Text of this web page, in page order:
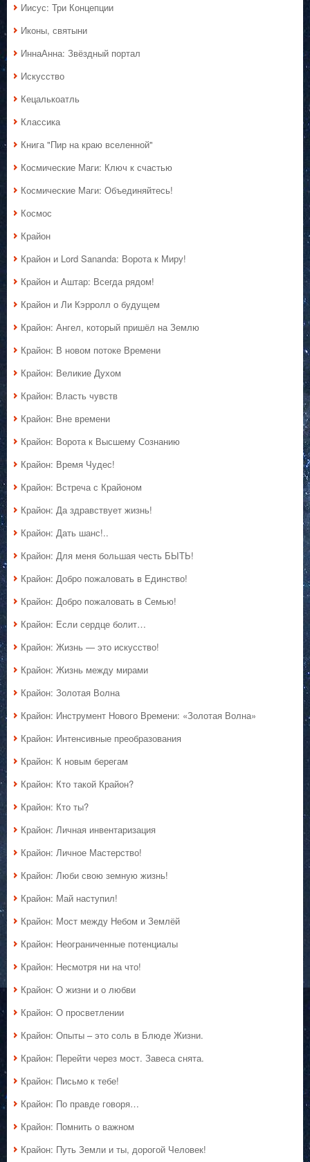
Иисус: Три Концепции
Иконы, святыни
ИннаАнна: Звёздный портал
Искусство
Кецалькоатль
Классика
Книга "Пир на краю вселенной"
Космические Маги: Ключ к счастью
Космические Маги: Объединяйтесь!
Космос
Крайон
Крайон и Lord Sananda: Ворота к Миру!
Крайон и Аштар: Всегда рядом!
Крайон и Ли Кэрролл о будущем
Крайон: Ангел, который пришёл на Землю
Крайон: В новом потоке Времени
Крайон: Великие Духом
Крайон: Власть чувств
Крайон: Вне времени
Крайон: Ворота к Высшему Сознанию
Крайон: Время Чудес!
Крайон: Встреча с Крайоном
Крайон: Да здравствует жизнь!
Крайон: Дать шанс!..
Крайон: Для меня большая честь БЫТЬ!
Крайон: Добро пожаловать в Единство!
Крайон: Добро пожаловать в Семью!
Крайон: Если сердце болит…
Крайон: Жизнь — это искусство!
Крайон: Жизнь между мирами
Крайон: Золотая Волна
Крайон: Инструмент Нового Времени: «Золотая Волна»
Крайон: Интенсивные преобразования
Крайон: К новым берегам
Крайон: Кто такой Крайон?
Крайон: Кто ты?
Крайон: Личная инвентаризация
Крайон: Личное Мастерство!
Крайон: Люби свою земную жизнь!
Крайон: Май наступил!
Крайон: Мост между Небом и Землёй
Крайон: Неограниченные потенциалы
Крайон: Несмотря ни на что!
Крайон: О жизни и о любви
Крайон: О просветлении
Крайон: Опыты – это соль в Блюде Жизни.
Крайон: Перейти через мост. Завеса снята.
Крайон: Письмо к тебе!
Крайон: По правде говоря…
Крайон: Помнить о важном
Крайон: Путь Земли и ты, дорогой Человек!